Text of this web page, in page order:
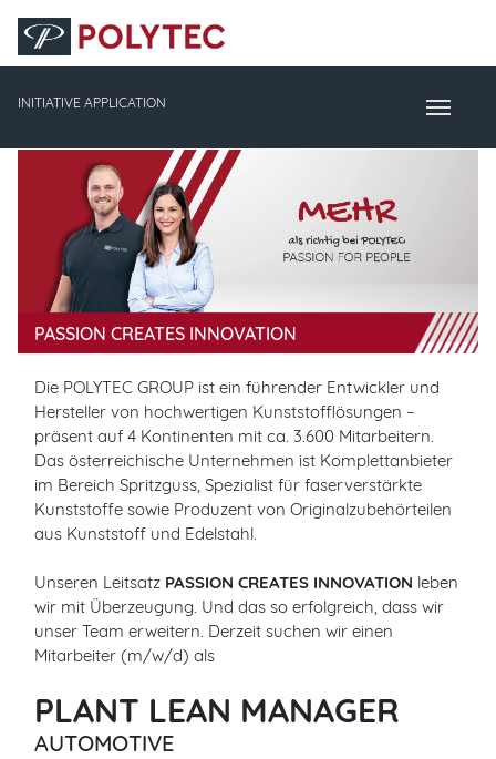
INITIATIVE APPLICATION
PASSION CREATES INNOVATION
Die POLYTEC GROUP ist ein führender Entwickler und
Hersteller von hochwertigen Kunststofflösungen –
präsent auf 4 Kontinenten mit ca. 3.600 Mitarbeitern.
Das österreichische Unternehmen ist Komplettanbieter
im Bereich Spritzguss, Spezialist für faserverstärkte
Kunststoffe sowie Produzent von Originalzubehörteilen
aus Kunststoff und Edelstahl.
Unseren Leitsatz PASSION CREATES INNOVATION leben
wir mit Überzeugung. Und das so erfolgreich, dass wir
unser Team erweitern. Derzeit suchen wir einen
Mitarbeiter (m/w/d) als
PLANT LEAN MANAGER
AUTOMOTIVE